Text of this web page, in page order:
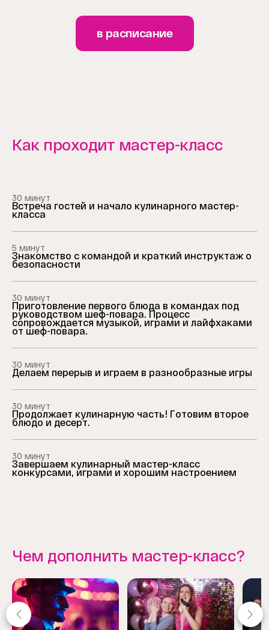
в расписание
Как проходит мастер-класс
30 минут
Встреча гостей и начало кулинарного мастер-
класса
5 минут
Знакомство с командой и краткий инструктаж о
безопасности
30 минут
Приготовление первого блюда в командах под
руководством шеф-повара. Процесс
сопровождается музыкой, играми и лайфхаками
от шеф-повара.
30 минут
Делаем перерыв и играем в разнообразные игры
30 минут
Продолжает кулинарную часть! Готовим второе
блюдо и десерт.
30 минут
Завершаем кулинарный мастер-класс
конкурсами, играми и хорошим настроением
Чем дополнить мастер-класс?